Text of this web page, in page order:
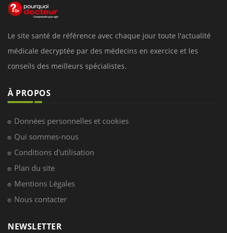
Le site santé de référence avec chaque jour toute l'actualité
médicale decryptée par des médecins en exercice et les
conseils des meilleurs spécialistes.
À PROPOS
Données personnelles et cookies
Qui sommes-nous
Conditions d'utilisation
Plan du site
Mentions Légales
Nous contacter
NEWSLETTER